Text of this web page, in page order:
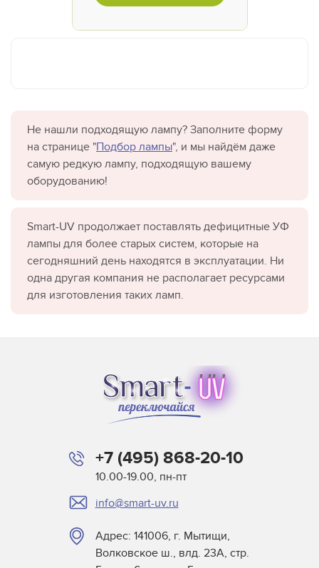
Не нашли подходящую лампу? Заполните форму
на странице "Подбор лампы", и мы найдём даже
самую редкую лампу, подходящую вашему
оборудованию!
Smart-UV продолжает поставлять дефицитные УФ
лампы для более старых систем, которые на
сегодняшний день находятся в эксплуатации. Ни
одна другая компания не располагает ресурсами
для изготовления таких ламп.
+7 (495) 868-20-10
10.00-19.00, пн-пт
info@smart-uv.ru
Адрес: 141006, г. Мытищи,
Волковское ш., влд. 23А, стр.